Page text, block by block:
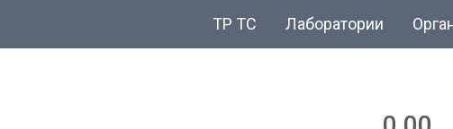
ТР ТС Лаборатории